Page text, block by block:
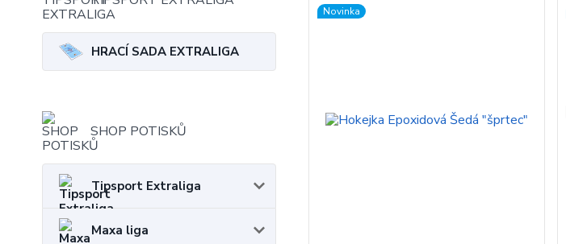
HRACÍ SADA EXTRALIGA
SHOP POTISKŮ
Tipsport Extraliga
Maxa liga
Novinka